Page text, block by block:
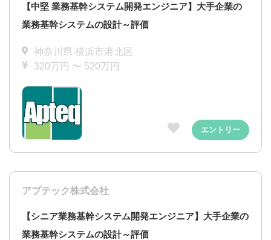
【中堅 業務基幹システム開発エンジニア】大手企業の
業務基幹システムの設計～評価
神奈川県 横浜市港北区
320万円 〜 520万円
エントリー
アプテック株式会社
【シニア業務基幹システム開発エンジニア】大手企業の
業務基幹システムの設計～評価